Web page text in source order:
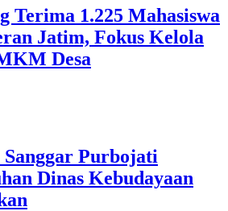
Terima 1.225 Mahasiswa
Jatim, Fokus Kelola
Desa
Purbojati
Dinas Kebudayaan